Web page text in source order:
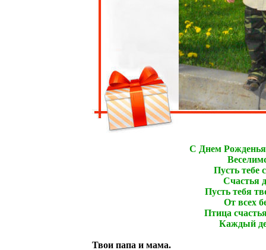
С Днем
Пусть тебе
Счастья
Пусть тебя
От всех
Птица
Каждый
Твои папа и мама.